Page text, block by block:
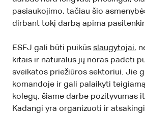
pasiaukojimo, tačiau šio
dirbant tokį darbą apima
ESFJ gali būti puikūs slaugytojai,
kitais ir natūralus jų noras padėti
sveikatos priežiūros sektoriui. Jie
komandoje ir gali palaikyti
kolegų, šiame darbe pozityvumas
Kadangi yra organizuoti ir